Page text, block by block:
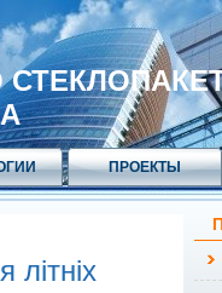
ПРОЕКТЫ